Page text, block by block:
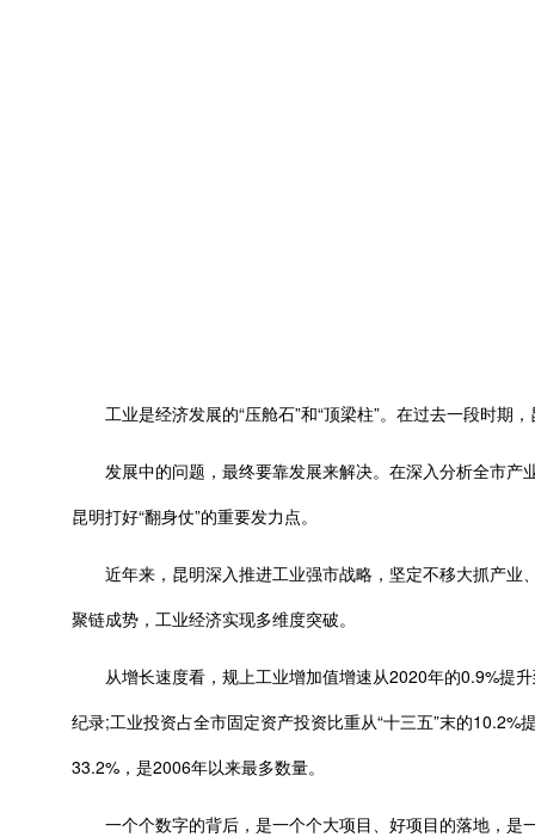
工业是经济发展的“压舱石”和“顶梁柱”。在过去一段时期
发展中的问题，最终要靠发展来解决。在深入分析全市产
昆明打好“翻身仗”的重要发力点。
近年来，昆明深入推进工业强市战略，坚定不移大抓产业
聚链成势，工业经济实现多维度突破。
从增长速度看，规上工业增加值增速从2020年的0.9%提升
纪录;工业投资占全市固定资产投资比重从“十三五”末的
33.2%，是2006年以来最多数量。
一个个数字的背后，是一个个大项目、好项目的落地，是